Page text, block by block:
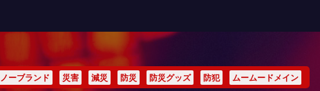
ノーブランド 災害 減災 防災 防災グッズ 防犯 ムームードメイン